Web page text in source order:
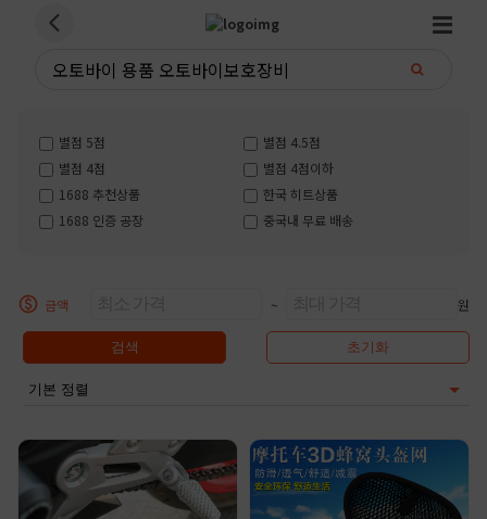
별점 5점
별점 4.5점
별점 4점
별점 4점이하
1688 추천상품
한국 히트상품
1688 인증 공장
중국내 무료 배송
금액 ~ 원